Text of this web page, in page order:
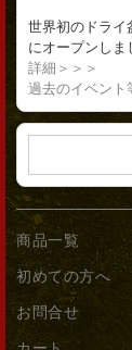
世界初のドライ
にオープンしま
詳細＞＞＞
過去のイベント
商品一覧
初めての方へ
お問合せ